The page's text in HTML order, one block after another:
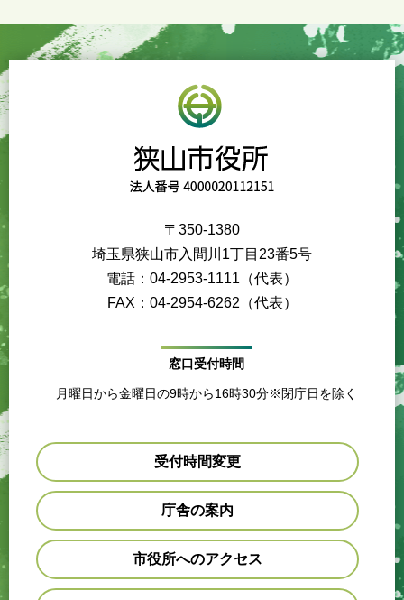
〒350-1380
埼玉県狭山市入間川1丁目23番5号
電話：04-2953-1111（代表）
FAX：04-2954-6262（代表）
窓口受付時間
月曜日から金曜日の9時から16時30分※閉庁日を除く
受付時間変更
庁舎の案内
市役所へのアクセス